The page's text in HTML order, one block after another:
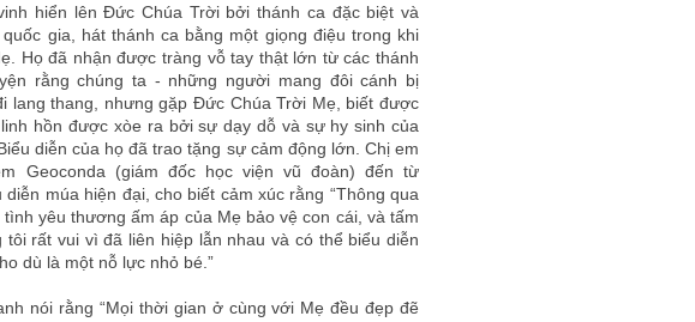
hiển lên Đức Chúa Trời bởi thánh ca đặc biệt và
gia, hát thánh ca bằng một giọng điệu trong khi
Họ đã nhận được tràng vỗ tay thật lớn từ các thánh
rằng chúng ta - những người mang đôi cánh bị
lang thang, nhưng gặp Đức Chúa Trời Mẹ, biết được
hồn được xòe ra bởi sự dạy dỗ và sự hy sinh của
diễn của họ đã trao tặng sự cảm động lớn. Chị em
Geoconda (giám đốc học viện vũ đoàn) đến từ
múa hiện đại, cho biết cảm xúc rằng “Thông qua
yêu thương ấm áp của Mẹ bảo vệ con cái, và tấm
rất vui vì đã liên hiệp lẫn nhau và có thể biểu diễn
dù là một nỗ lực nhỏ bé.”
nói rằng “Mọi thời gian ở cùng với Mẹ đều đẹp đẽ